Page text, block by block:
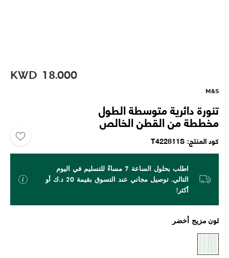
KWD 18.000
M&S
تنورة دائرية متوسطة الطول
مخططة من القطن الخالص
كود المنتج T422811S
اطلب بحلول الساعة 7 مساءً للتسليم في اليوم
التالي. توصيل مجاني عند التسوق بقيمة 20 د.ك أو
أكثر!
لون مزيج أخضر